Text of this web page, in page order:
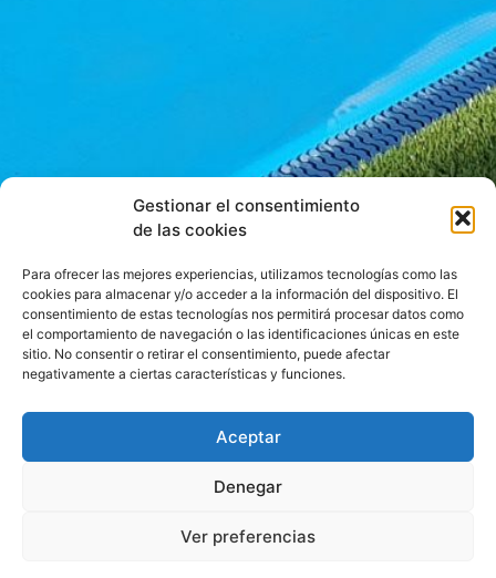
Gestionar el consentimiento
de las cookies
Para ofrecer las mejores experiencias, utilizamos tecnologías como las
cookies para almacenar y/o acceder a la información del dispositivo. El
consentimiento de estas tecnologías nos permitirá procesar datos como
el comportamiento de navegación o las identificaciones únicas en este
sitio. No consentir o retirar el consentimiento, puede afectar
negativamente a ciertas características y funciones.
Aceptar
Denegar
Ver preferencias